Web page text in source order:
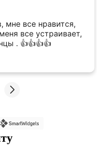
мне все нравится,
все устраивает,
. 👍👍👍👍